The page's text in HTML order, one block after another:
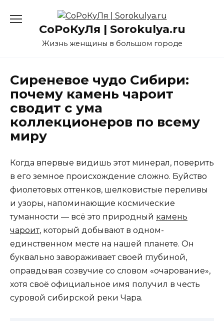
содержаниюСоРоКуЛя | Sorokulya.ru
Жизнь женщины в большом городе
Сиреневое чудо Сибири:
почему камень чароит
сводит с ума
коллекционеров по всему
миру
Когда впервые видишь этот минерал, поверить
в его земное происхождение сложно. Буйство
фиолетовых оттенков, шелковистые переливы
и узоры, напоминающие космические
туманности — всё это природный камень
чароит, который добывают в одном-
единственном месте на нашей планете. Он
буквально завораживает своей глубиной,
оправдывая созвучие со словом «очарование»,
хотя своё официальное имя получил в честь
суровой сибирской реки Чара.